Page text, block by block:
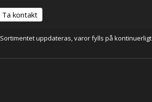
Ta kontakt
Sortimentet uppdateras, varor fylls på kontinuerligt